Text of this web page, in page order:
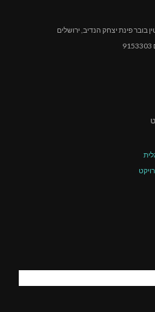
בובר פינת יצחק הנדיב, ירושלים